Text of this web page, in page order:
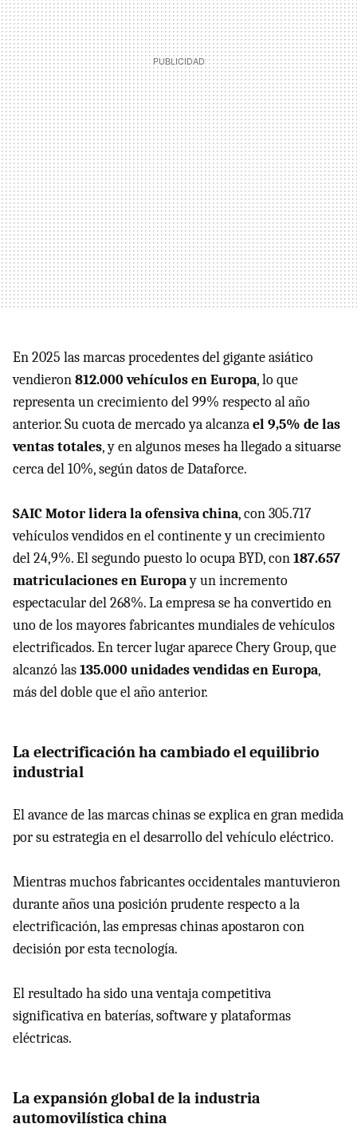
En 2025 las marcas procedentes del gigante asiático
vendieron812.000 vehículos en Europa, lo que
representa un crecimiento del 99% respecto al año
anterior. Su cuota de mercado ya alcanzael 9,5% de las
ventas totales, y en algunos meses ha llegado a situarse
cerca del 10%, según datos de Dataforce.
SAIC Motor lidera la ofensiva china, con 305.717
vehículos vendidos en el continente y un crecimiento
del 24,9%. El segundo puesto lo ocupa BYD, con187.657
matriculaciones en Europay un incremento
espectacular del 268%. La empresa se ha convertido en
uno de los mayores fabricantes mundiales de vehículos
electrificados. En tercer lugar aparece Chery Group, que
alcanzó las135.000 unidades vendidas en Europa,
más del doble que el año anterior.
La electrificación ha cambiado el equilibrio
industrial
El avance de las marcas chinas se explica en gran medida
por su estrategia en el desarrollo del vehículo eléctrico.
Mientras muchos fabricantes occidentales mantuvieron
durante años una posición prudente respecto a la
electrificación, las empresas chinas apostaron con
decisión por esta tecnología.
El resultado ha sido una ventaja competitiva
significativa en baterías, software y plataformas
eléctricas.
La expansión global de la industria
automovilística china